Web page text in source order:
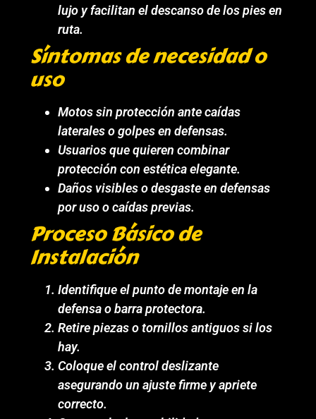
lujo y facilitan el descanso de los pies en
ruta.
Síntomas de necesidad o
uso
Motos sin protección ante caídas
laterales o golpes en defensas.
Usuarios que quieren combinar
protección con estética elegante.
Daños visibles o desgaste en defensas
por uso o caídas previas.
Proceso Básico de
Instalación
Identifique el punto de montaje en la
defensa o barra protectora.
Retire piezas o tornillos antiguos si los
hay.
Coloque el control deslizante
asegurando un ajuste firme y apriete
correcto.